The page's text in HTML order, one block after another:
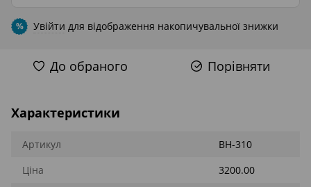
% Увійти для відображення накопичувальної знижки
До обраного Порівняти
Характеристики
Артикул
BH-310
Ціна
3200.00